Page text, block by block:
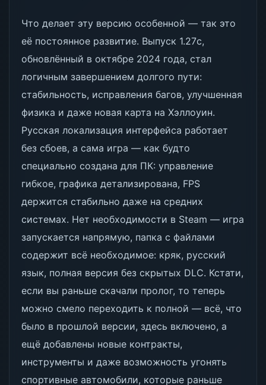
Что делает эту версию особенной — так это
её постоянное развитие. Выпуск 1.27c,
обновлённый в октябре 2024 года, стал
логичным завершением долгого пути:
стабильность, исправления багов, улучшенная
физика и даже новая карта на Хэллоуин.
Русская локализация интерфейса работает
без сбоев, а сама игра — как будто
специально создана для ПК: управление
гибкое, графика детализирована, FPS
держится стабильно даже на средних
системах. Нет необходимости в Steam — игра
запускается напрямую, папка с файлами
содержит всё необходимое: кряк, русский
язык, полная версия без скрытых DLC. Кстати,
если вы раньше скачали пролог, то теперь
можно смело переходить к полной — всё, что
было в прошлой версии, здесь включено, а
ещё добавлены новые контракты,
инструменты и даже возможность угонять
спортивные автомобили, которые раньше